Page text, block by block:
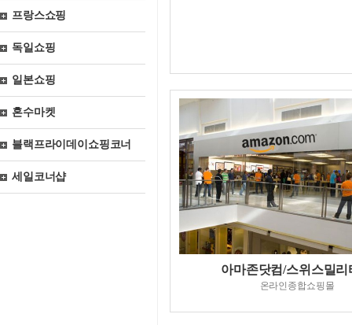
프랑스쇼핑
독일쇼핑
일본쇼핑
혼수마켓
블랙프라이데이쇼핑코너
세일코너샵
아마존닷컴/스위스밀리
온라인종합쇼핑몰